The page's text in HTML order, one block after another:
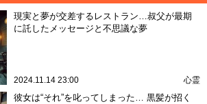
現実と夢が交差するレストラン…叔父が最期
に託したメッセージと不思議な夢
2024.11.14 23:00 心霊
彼女は“それ”を叱ってしまった… 黒髪が招く